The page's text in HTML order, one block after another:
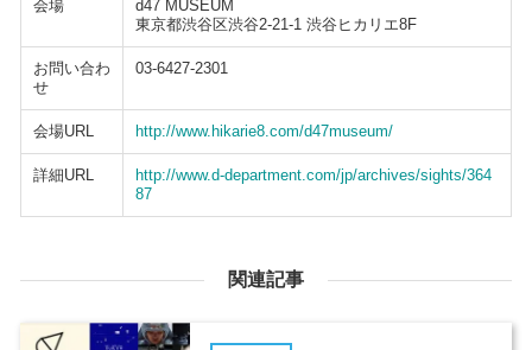
会場
d47 MUSEUM
東京都渋谷区渋谷2-21-1 渋谷ヒカリエ8F
お問い合わ
せ
03-6427-2301
会場URL http://www.hikarie8.com/d47museum/
詳細URL
http://www.d-department.com/jp/archives/sights/364
87
関連記事